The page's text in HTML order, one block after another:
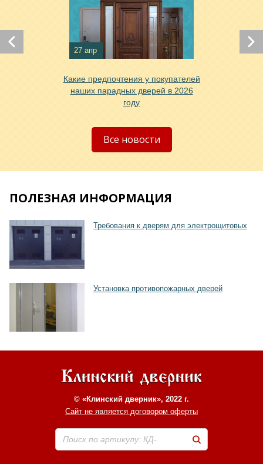
Хочу такую
27 апр
Какие предпочтения у покупателей
наших парадных дверей в 2026
году
Все новости
ПОЛЕЗНАЯ ИНФОРМАЦИЯ
Требования к дверям для электрощитовых
Установка противопожарных дверей
© «Клинский дверник», 2022 г.
Сайт не является договором оферты
Поиск по артикулу: КД-